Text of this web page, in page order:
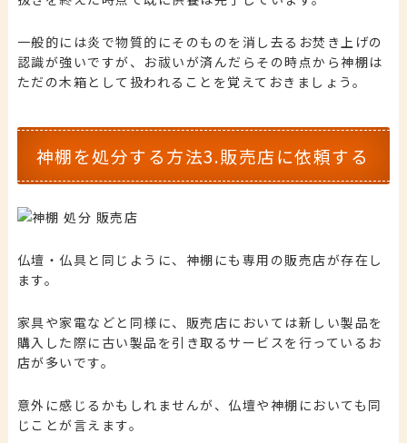
一般的には炎で物質的にそのものを消し去るお焚き上げの
認識が強いですが、お祓いが済んだらその時点から神棚は
ただの木箱として扱われることを覚えておきましょう。
神棚を処分する方法3.販売店に依頼する
仏壇・仏具と同じように、神棚にも専用の販売店が存在し
ます。
家具や家電などと同様に、販売店においては新しい製品を
購入した際に古い製品を引き取るサービスを行っているお
店が多いです。
意外に感じるかもしれませんが、仏壇や神棚においても同
じことが言えます。